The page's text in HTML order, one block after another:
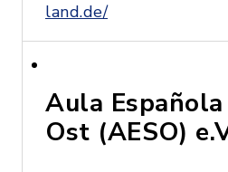
land.de/
Aula
Ost (AESO)